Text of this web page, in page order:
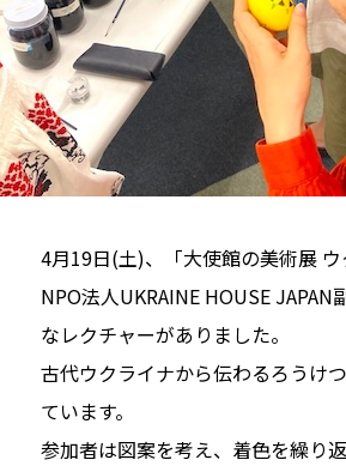
4月19日(土)、「大使館の美術展
NPO法人UKRAINE HOUSE
なレクチャーがありました。
古代ウクライナから伝わるろうけ
ています。
参加者は図案を考え、着色を繰り